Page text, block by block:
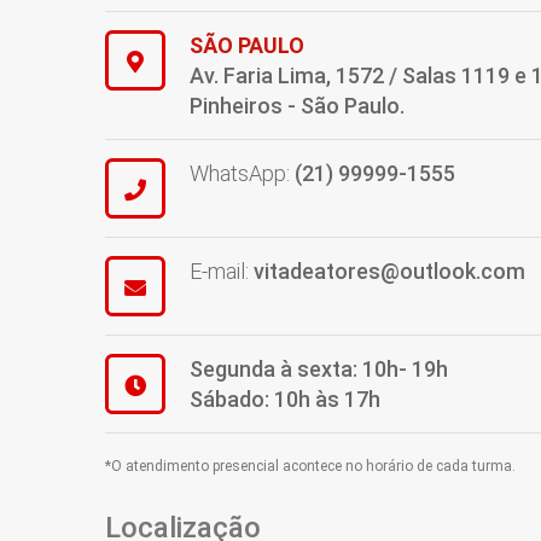
SÃO PAULO
Av. Faria Lima, 1572 / Salas 1119 e
Pinheiros - São Paulo.
WhatsApp: (21) 99999-1555
E-mail: vitadeatores@outlook.com
Segunda à sexta: 10h- 19h
Sábado: 10h às 17h
*O atendimento presencial acontece no horário de cada turma.
Localização